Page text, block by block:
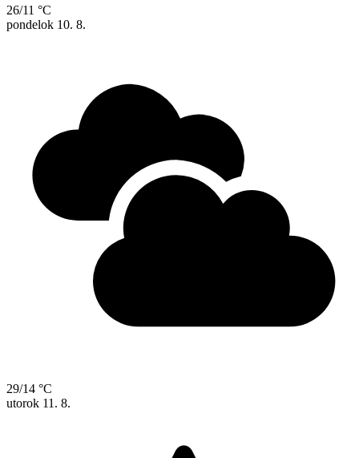
26/11 °C
pondelok 10. 8.
29/14 °C
utorok 11. 8.